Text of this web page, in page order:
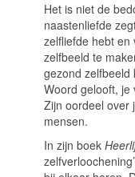
Het is niet de
naastenliefde
zelfliefde hebt en
zelfbeeld te
gezond zelfbeeld
Woord gelooft, je
Zijn oordeel over
mensen.
In zijn boek